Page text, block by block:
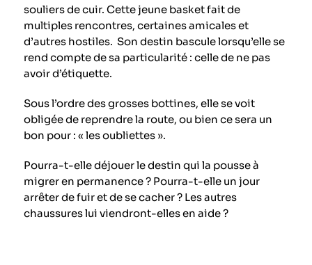
souliers de cuir. Cette jeune basket fait de
multiples rencontres, certaines amicales et
d’autres hostiles. Son destin bascule lorsqu’elle se
rend compte de sa particularité : celle de ne pas
avoir d’étiquette.
Sous l’ordre des grosses bottines, elle se voit
obligée de reprendre la route, ou bien ce sera un
bon pour : « les oubliettes ».
Pourra-t-elle déjouer le destin qui la pousse à
migrer en permanence ? Pourra-t-elle un jour
arrêter de fuir et de se cacher ? Les autres
chaussures lui viendront-elles en aide ?